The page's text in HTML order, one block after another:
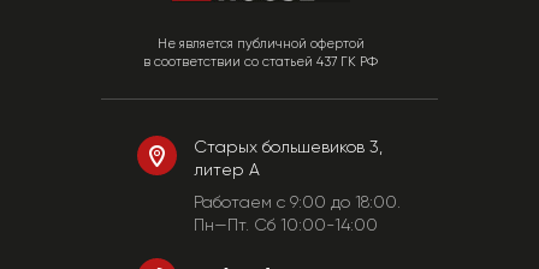
Не является публичной офертой
в соответствии со статьей 437 ГК РФ
Старых большевиков 3,
литер А
Работаем c 9:00 до 18:00.
Пн—Пт. Сб 10:00-14:00